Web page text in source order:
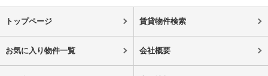
トップページ 賃貸物件検索
お気に入り物件一覧 会社概要